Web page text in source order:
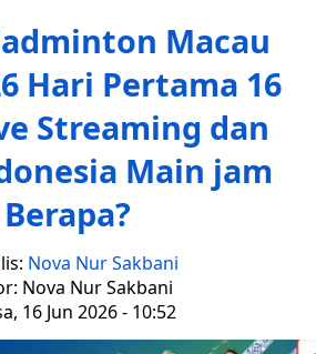
Macau
Hari Pertama 16
Streaming dan
Main jam
Berapa?
Nova Nur Sakbani
Nova Nur Sakbani
16 Jun 2026 - 10:52